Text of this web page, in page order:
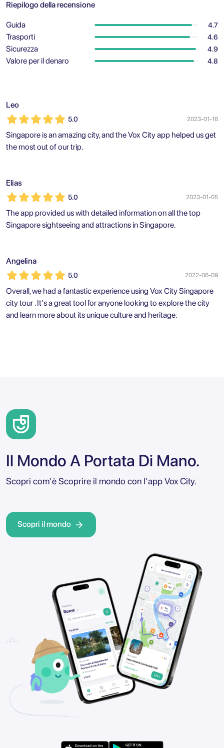
Riepilogo della recensione
Guida 4.7
Trasporti 4.6
Sicurezza 4.9
Valore per il denaro 4.8
Leo
5.0 2023-01-16
Singapore is an amazing city, and the Vox City app helped us get
the most out of our trip.
Elias
5.0 2023-01-05
The app provided us with detailed information on all the top
Singapore sightseeing and attractions in Singapore.
Angelina
5.0 2022-06-09
Overall, we had a fantastic experience using Vox City Singapore
city tour . It's a great tool for anyone looking to explore the city
and learn more about its unique culture and heritage.
Il Mondo A Portata Di Mano.
Scopri com'è Scoprire il mondo con l'app Vox City.
Scopri il mondo